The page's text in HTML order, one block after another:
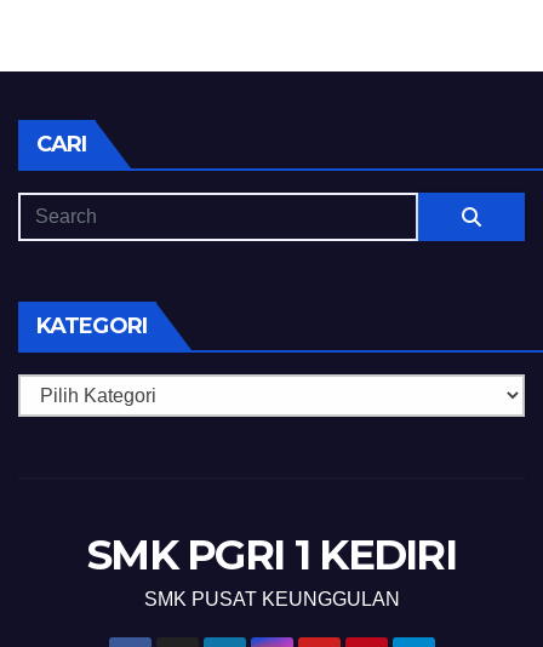
CARI
KATEGORI
Kategori
SMK PGRI 1 KEDIRI
SMK PUSAT KEUNGGULAN